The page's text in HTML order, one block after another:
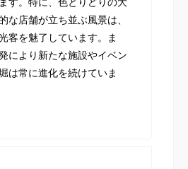
な店舗が立ち並ぶ風景は、
客を魅了しています。ま
により新たな施設やイベン
は常に進化を続けていま